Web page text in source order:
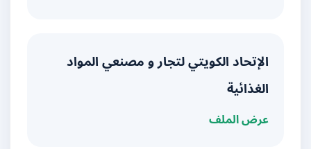
الإتحاد الكويتي لتجار و مصنعي المواد
الغذائية
عرض الملف